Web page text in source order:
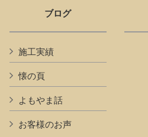
ブログ
施工実績
懐の頁
よもやま話
お客様のお声